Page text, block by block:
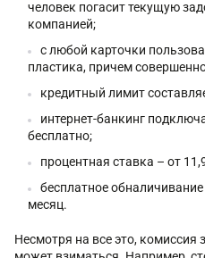
человек погасит текущую
компанией;
с любой карточки
пластика, причем
кредитный лимит
интернет-банкинг
бесплатно;
процентная ставка – от
бесплатное
месяц.
Несмотря на все это, комиссия